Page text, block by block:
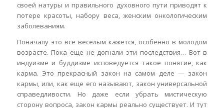
своей натуры и правильного духовного пути приводят к
потере красоты, набору веса, женским онкологическим
заболеваниям.
Поначалу это все веселым кажется, особенно в молодом
возрасте. Пока еще не догнали эти последствия… Вот в
индуизме и буддизме исповедуется такое понятие, как
карма. Это прекрасный закон на самом деле — закон
кармы, или, как еще его называют, закон универсальной
справедливости. Но даже если убрать мистическую
сторону вопроса, закон кармы реально существует. И тут